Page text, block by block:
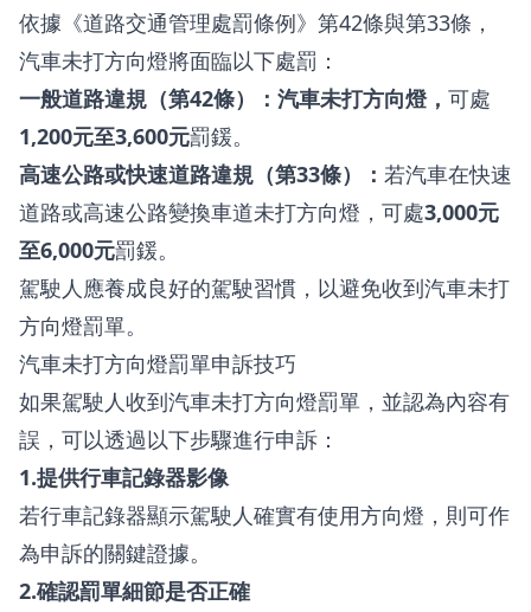
依據《道路交通管理處罰條例》第42條與第33條，
汽車未打方向燈將面臨以下處罰：
一般道路違規（第42條）：汽車未打方向燈， 可處
1,200元至3,600元罰鍰。
高速公路或快速道路違規（第33條）： 若汽車在快速
道路或高速公路變換車道未打方向燈，可處3,000元
至6,000元罰鍰。
駕駛人應養成良好的駕駛習慣，以避免收到汽車未打
方向燈罰單。
汽車未打方向燈罰單申訴技巧
如果駕駛人收到汽車未打方向燈罰單，並認為內容有
誤，可以透過以下步驟進行申訴：
1.提供行車記錄器影像
若行車記錄器顯示駕駛人確實有使用方向燈，則可作
為申訴的關鍵證據。
2.確認罰單細節是否正確